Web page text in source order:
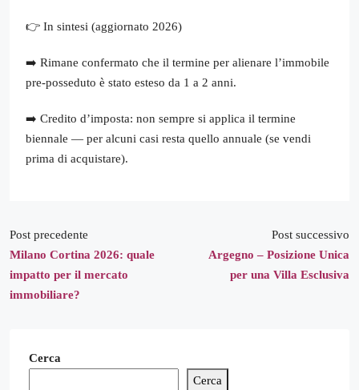
👉 In sintesi (aggiornato 2026)
➡️ Rimane confermato che il termine per alienare l’immobile
pre-posseduto è stato esteso da 1 a 2 anni.
➡️ Credito d’imposta: non sempre si applica il termine
biennale — per alcuni casi resta quello annuale (se vendi
prima di acquistare).
Post precedente
Milano Cortina 2026: quale
impatto per il mercato
immobiliare?
Post successivo
Argegno – Posizione Unica
per una Villa Esclusiva
Cerca
Cerca